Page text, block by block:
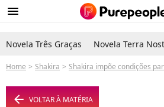
menu
Novela Três Graças Novela Terra
Home Shakira Shakira impõe condições para Piqué
arrow_left VOLTAR À MATÉRIA